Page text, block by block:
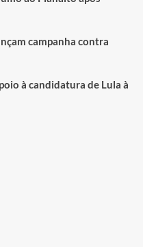
campanha contra
à candidatura de Lula à